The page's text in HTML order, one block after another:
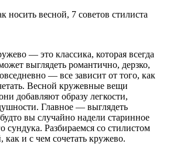
— это классика, которая всегда
выглядеть романтично, дерзко,
— все зависит от того, как
Весной кружевные вещи
добавляют образу легкости,
Главное — выглядеть
вы случайно надели старинное
сундука. Разбираемся со стилистом
и с чем сочетать кружево.